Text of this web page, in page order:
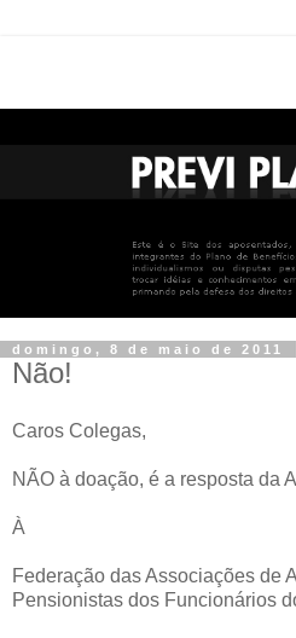
domingo, 8 de maio de 2011
Não!
Caros Colegas,
NÃO à doação, é a resposta da
À
Federação das Associações de
Pensionistas dos Funcionários